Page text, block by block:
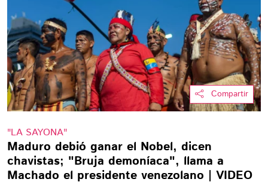
Compartir
"LA SAYONA"
Maduro debió ganar el Nobel, dicen
chavistas; "Bruja demoníaca", llama a
Machado el presidente venezolano | VIDEO